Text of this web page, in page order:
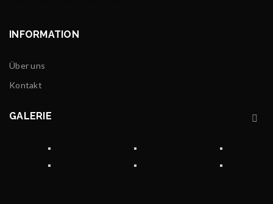
INFORMATION
Über uns
Kontakt
GALERIE